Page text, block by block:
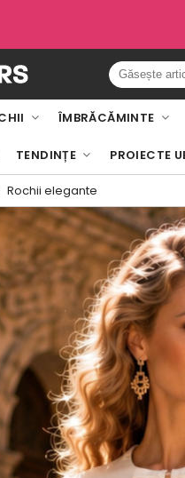
ÎMBRĂCĂMINTE
TENDINȚE PROIECTE
Rochii elegante